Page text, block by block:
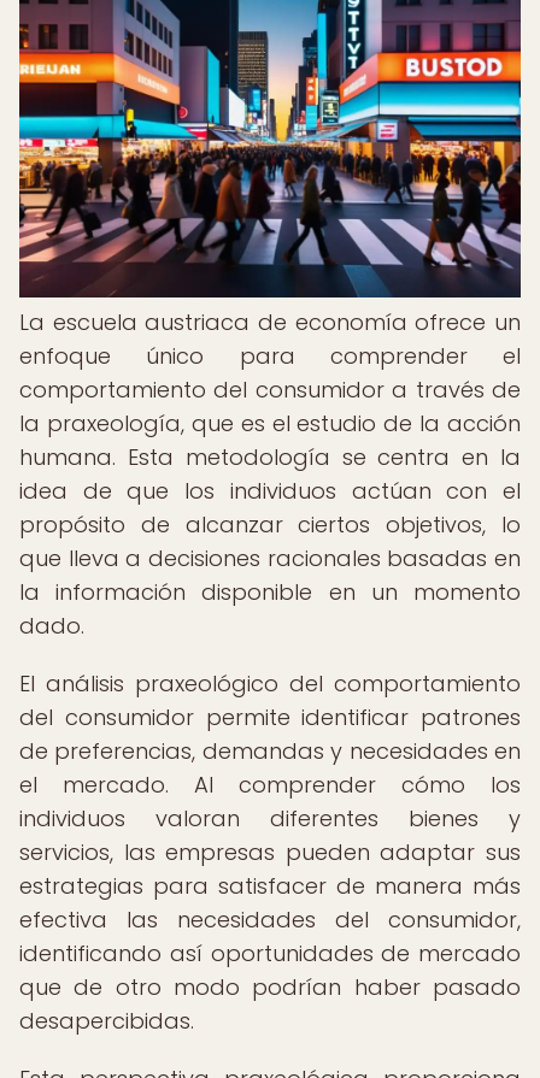
La escuela austriaca de economía ofrece un
enfoque único para comprender el
comportamiento del consumidor a través de
la praxeología, que es el estudio de la acción
humana. Esta metodología se centra en la
idea de que los individuos actúan con el
propósito de alcanzar ciertos objetivos, lo
que lleva a decisiones racionales basadas en
la información disponible en un momento
dado.
El análisis praxeológico del comportamiento
del consumidor permite identificar patrones
de preferencias, demandas y necesidades en
el mercado. Al comprender cómo los
individuos valoran diferentes bienes y
servicios, las empresas pueden adaptar sus
estrategias para satisfacer de manera más
efectiva las necesidades del consumidor,
identificando así oportunidades de mercado
que de otro modo podrían haber pasado
desapercibidas.